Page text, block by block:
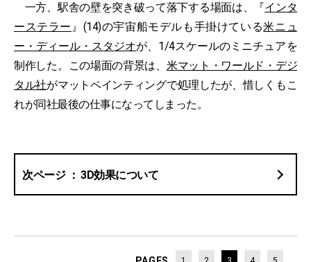
一方、駅舎の壁を突き破って落下する場面は、『インタ
ーステラー 』(14)の宇宙船モデルも手掛けている米ニュ
ー・ディール・スタジオが、1/4スケールのミニチュアを
制作した。この場面の背景は、 米マット・ワールド・デジ
タル社がマットペインティングで処理したが、惜しくもこ
れが同社最後の仕事になってしまった。
3D効果について